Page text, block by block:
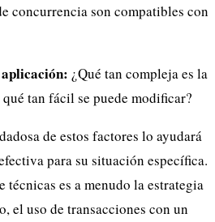
concurrencia son compatibles con
¿Qué tan compleja es la
tan fácil se puede modificar?
de estos factores lo ayudará
para su situación específica.
técnicas es a menudo la estrategia
el uso de transacciones con un